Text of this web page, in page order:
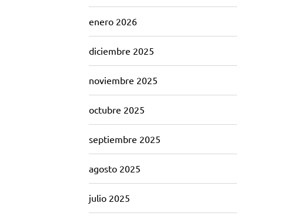
enero 2026
diciembre 2025
noviembre 2025
octubre 2025
septiembre 2025
agosto 2025
julio 2025